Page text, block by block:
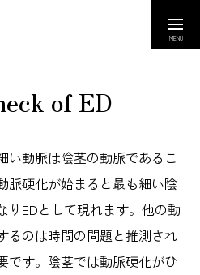
ジ
of ED
い動脈は陰茎の動脈であるこ
脈硬化が始まると最も細い陰
りEDとして現れます。他の動
るのは時間の問題と推測され
です。陰茎では動脈硬化がひ